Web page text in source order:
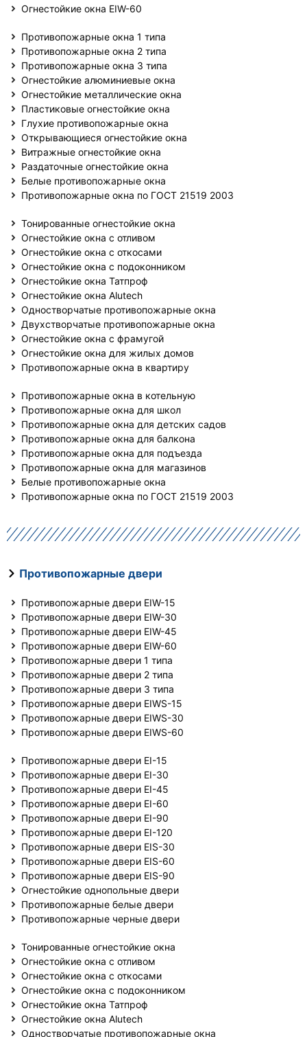
Огнестойкие окна EIW-60
Противопожарные окна 1 типа
Противопожарные окна 2 типа
Противопожарные окна 3 типа
Огнестойкие алюминиевые окна
Огнестойкие металлические окна
Пластиковые огнестойкие окна
Глухие противопожарные окна
Открывающиеся огнестойкие окна
Витражные огнестойкие окна
Раздаточные огнестойкие окна
Белые противопожарные окна
Противопожарные окна по ГОСТ 21519 2003
Тонированные огнестойкие окна
Огнестойкие окна с отливом
Огнестойкие окна с откосами
Огнестойкие окна с подоконником
Огнестойкие окна Татпроф
Огнестойкие окна Alutech
Одностворчатые противопожарные окна
Двухстворчатые противопожарные окна
Огнестойкие окна с фрамугой
Огнестойкие окна для жилых домов
Противопожарные окна в квартиру
Противопожарные окна в котельную
Противопожарные окна для школ
Противопожарные окна для детских садов
Противопожарные окна для балкона
Противопожарные окна для подъезда
Противопожарные окна для магазинов
Белые противопожарные окна
Противопожарные окна по ГОСТ 21519 2003
Противопожарные двери
Противопожарные двери EIW-15
Противопожарные двери EIW-30
Противопожарные двери EIW-45
Противопожарные двери EIW-60
Противопожарные двери 1 типа
Противопожарные двери 2 типа
Противопожарные двери 3 типа
Противопожарные двери EIWS-15
Противопожарные двери EIWS-30
Противопожарные двери EIWS-60
Противопожарные двери EI-15
Противопожарные двери EI-30
Противопожарные двери EI-45
Противопожарные двери EI-60
Противопожарные двери EI-90
Противопожарные двери EI-120
Противопожарные двери EIS-30
Противопожарные двери EIS-60
Противопожарные двери EIS-90
Огнестойкие однопольные двери
Противопожарные белые двери
Противопожарные черные двери
Тонированные огнестойкие окна
Огнестойкие окна с отливом
Огнестойкие окна с откосами
Огнестойкие окна с подоконником
Огнестойкие окна Татпроф
Огнестойкие окна Alutech
Одностворчатые противопожарные окна